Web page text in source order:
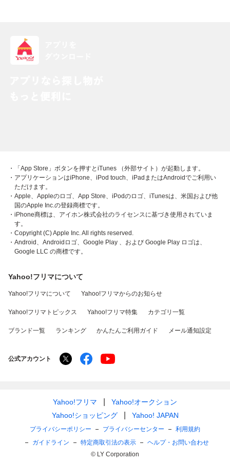
・「App Store」ボタンを押すとiTunes （外部サイト）が起動します。
・アプリケーションはiPhone、iPod touch、iPadまたはAndroidでご利用い
ただけます。
・Apple、Appleのロゴ、App Store、iPodのロゴ、iTunesは、米国および他
国のApple Inc.の登録商標です。
・iPhone商標は、アイホン株式会社のライセンスに基づき使用されていま
す。
・Copyright (C) Apple Inc. All rights reserved.
・Android、Androidロゴ、Google Play 、および Google Play ロゴは、
Google LLC の商標です。
Yahoo!フリマについて
Yahoo!フリマについて Yahoo!フリマからのお知らせ
Yahoo!フリマトピックス Yahoo!フリマ特集 カテゴリ一覧
ブランド一覧 ランキング かんたんご利用ガイド メール通知設定
公式アカウント
Yahoo!フリマ
Yahoo!オークション
Yahoo!ショッピング
Yahoo! JAPAN
プライバシーポリシー プライバシーセンター
利用規約
ガイドライン
特定商取引法の表示
ヘルプ・お問い合わせ
© LY Corporation